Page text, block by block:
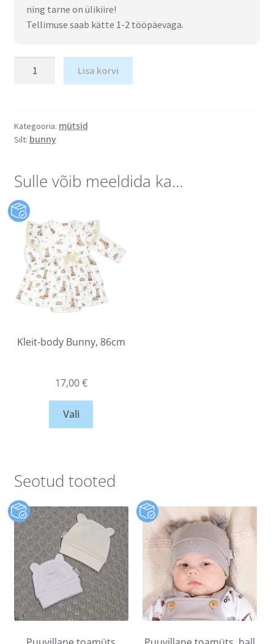
ning tarne on ülikiire!
Tellimuse saab kätte 1-2 tööpäevaga.
Lisa korvi
Kategooria: mütsid
Silt: bunny
Sulle võib meeldida ka…
Kleit-body Bunny, 86cm
17,00€
Vali
Seotud tooted